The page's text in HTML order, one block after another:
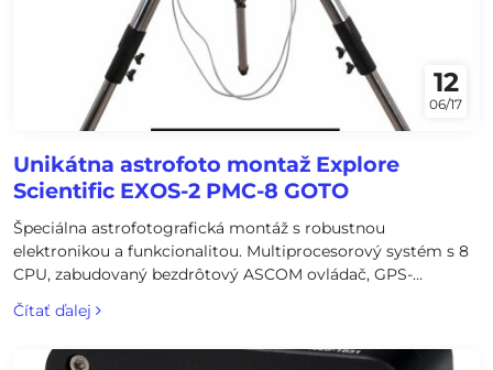
12
06/17
Unikátna astrofoto montaž Explore
Scientific EXOS-2 PMC-8 GOTO
Špeciálna astrofotografická montáž s robustnou
elektronikou a funkcionalitou. Multiprocesorový systém s 8
CPU, zabudovaný bezdrôtový ASCOM ovládač, GPS-
kompatibilná, nosnosť 13kg, užívateľsky programovateľná a
mnohé ďalšie prednosti.
Čítať ďalej